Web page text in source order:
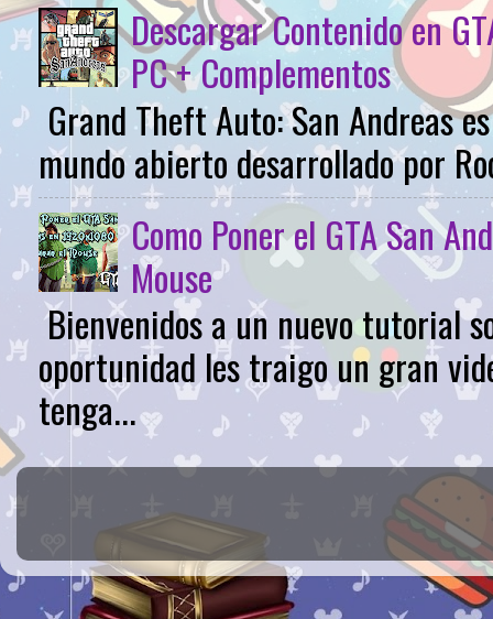
Descargar Contenido en
PC + Complementos
Grand Theft Auto: San Andreas
mundo abierto desarrollado por
Como Poner el GTA San
Mouse
Bienvenidos a un nuevo tutorial
oportunidad les traigo un gran
tenga...